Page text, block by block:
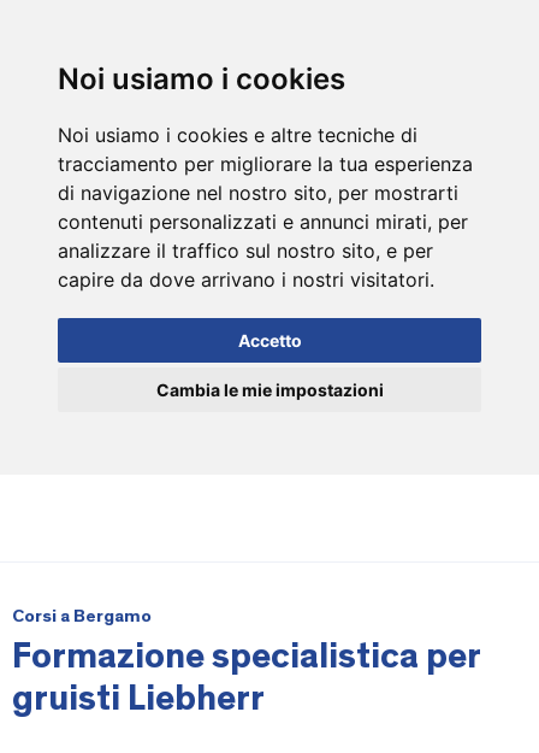
Noi usiamo i cookies
Noi usiamo i cookies e altre tecniche di
tracciamento per migliorare la tua esperienza
di navigazione nel nostro sito, per mostrarti
contenuti personalizzati e annunci mirati, per
analizzare il traffico sul nostro sito, e per
capire da dove arrivano i nostri visitatori.
Accetto
Cambia le mie impostazioni
Corsi a Bergamo
Formazione specialistica per
gruisti Liebherr